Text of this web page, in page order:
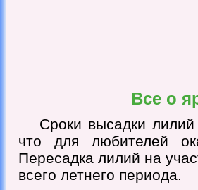
Все о
Сроки высадки
что для любителей
Пересадка лилий на
всего летнего периода.